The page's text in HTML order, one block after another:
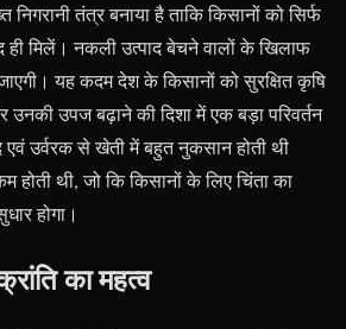
तंत्र बनाया है ताकि किसानों को सिर्फ
ही मिलें। नकली उत्पाद बेचने वालों के खिलाफ
यह कदम देश के किसानों को सुरक्षित कृषि
उपज बढ़ाने की दिशा में एक बड़ा परिवर्तन
एवं उर्वरक से खेती में बहुत नुकसान होती थी
थी, जो कि किसानों के लिए चिंता का
होगा।
का महत्व